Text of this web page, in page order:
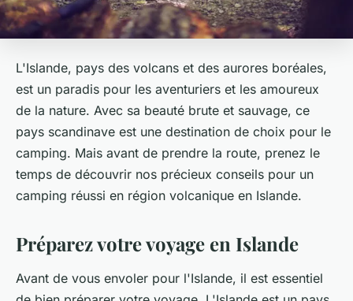
L'Islande, pays des volcans et des aurores boréales,
est un paradis pour les aventuriers et les amoureux
de la nature. Avec sa beauté brute et sauvage, ce
pays scandinave est une destination de choix pour le
camping. Mais avant de prendre la route, prenez le
temps de découvrir nos précieux conseils pour un
camping réussi en région volcanique en Islande.
Préparez votre voyage en Islande
Avant de vous envoler pour l'Islande, il est essentiel